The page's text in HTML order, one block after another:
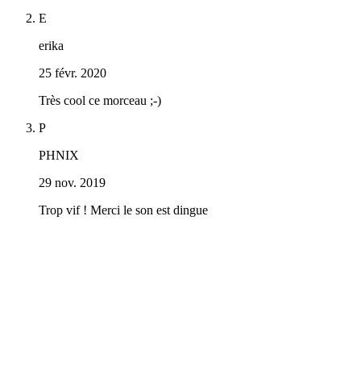
E
erika
25 févr. 2020
Très cool ce morceau ;-)
P
PHNIX
29 nov. 2019
Trop vif ! Merci le son est dingue